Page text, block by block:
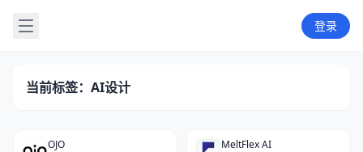
登录
当前标签：AI设计
OJO MeltFlex AI